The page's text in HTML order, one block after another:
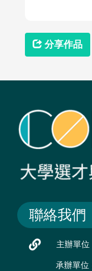
分享作品
聯絡我們
主辦單
承辦單位